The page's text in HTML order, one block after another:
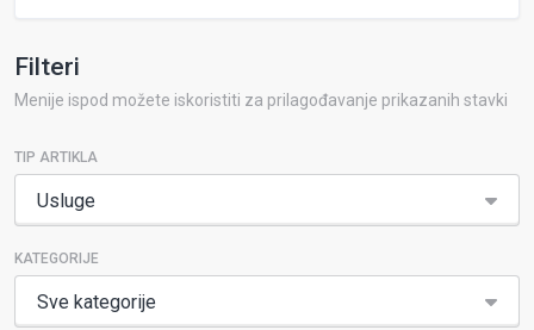
Filteri
Menije ispod možete iskoristiti za prilagođavanje prikazanih stavki
TIP ARTIKLA
Usluge
KATEGORIJE
Sve kategorije